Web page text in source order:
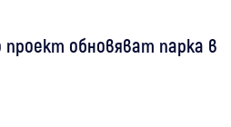
проект обновяват парка в